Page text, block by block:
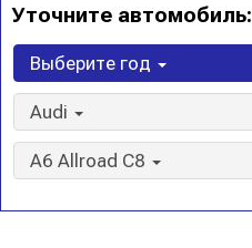
Уточните автомобиль:
Выберите год
Audi
A6 Allroad C8